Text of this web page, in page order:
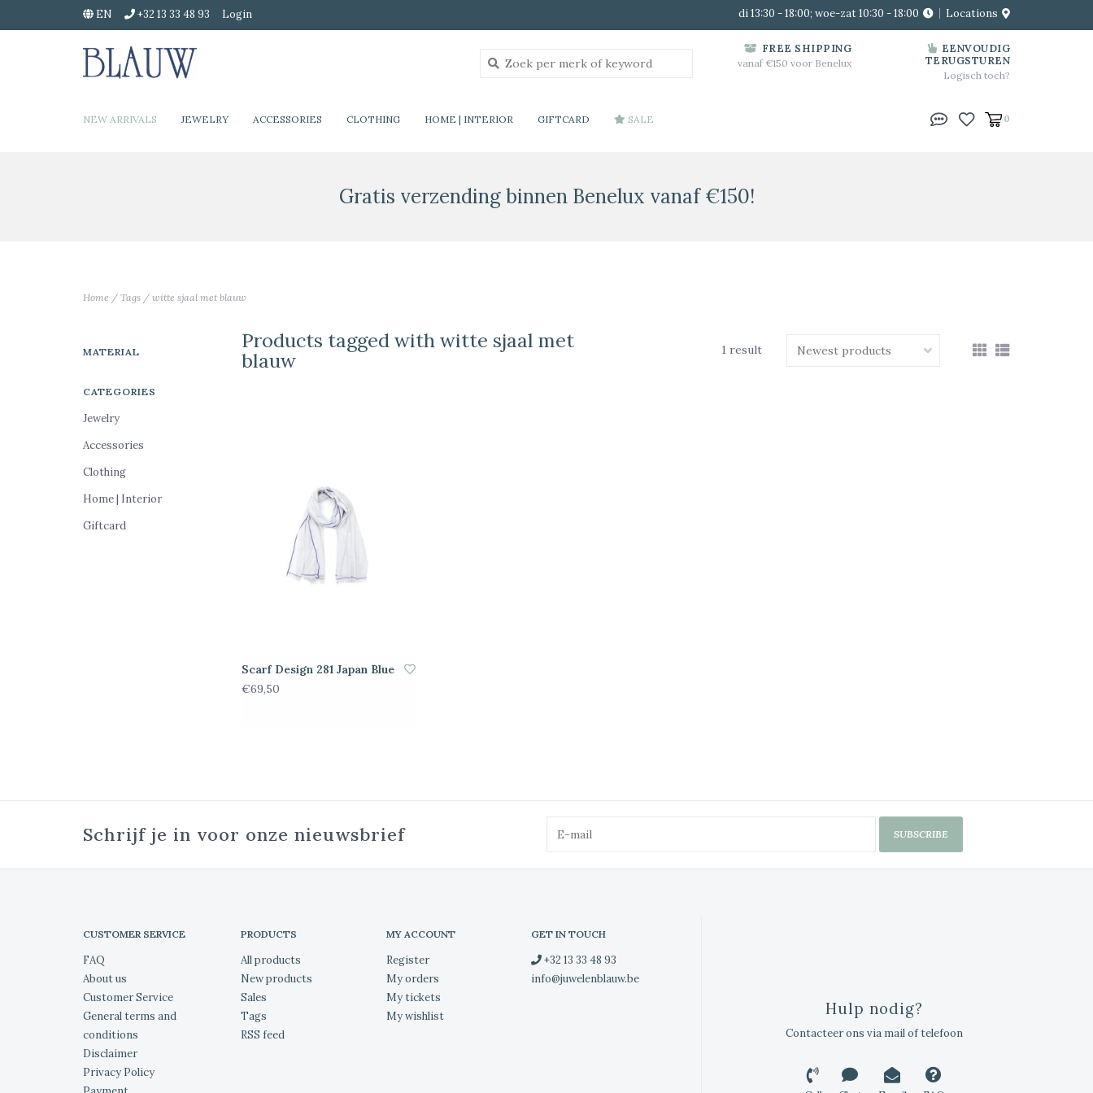
EN +32 13 33 48 93 Login di 13:30 - 18:00; woe-zat 10:30 - 18:00 Locations
FREE SHIPPING
vanaf €150 voor Benelux
EENVOUDIG
TERUGSTUREN
Logisch toch?
NEW ARRIVALS JEWELRY ACCESSORIES CLOTHING HOME | INTERIOR GIFTCARD SALE 0
Gratis verzending binnen Benelux vanaf €150!
Home / Tags / witte sjaal met blauw
MATERIAL
CATEGORIES
Jewelry
Accessories
Clothing
Home | Interior
Giftcard
Products tagged with witte sjaal met
blauw
1 result
Scarf Design 281 Japan Blue
€69,50
Schrijf je in voor onze nieuwsbrief SUBSCRIBE
CUSTOMER SERVICE
FAQ
About us
Customer Service
General terms and
conditions
Disclaimer
Privacy Policy
PRODUCTS
All products
New products
Sales
Tags
RSS feed
MY ACCOUNT
Register
My orders
My tickets
My wishlist
GET IN TOUCH
+32 13 33 48 93
info@juwelenblauw.be
Hulp nodig?
Contacteer ons via mail of telefoon